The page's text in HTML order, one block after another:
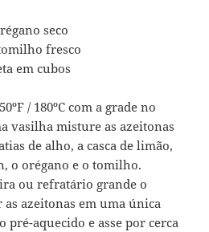
seco
fresco
em cubos
/ 180ºC com a grade no
vasilha misture as azeitonas
de alho, a casca de limão,
o orégano e o tomilho.
ou refratário grande o
azeitonas em uma única
pré-aquecido e asse por cerca